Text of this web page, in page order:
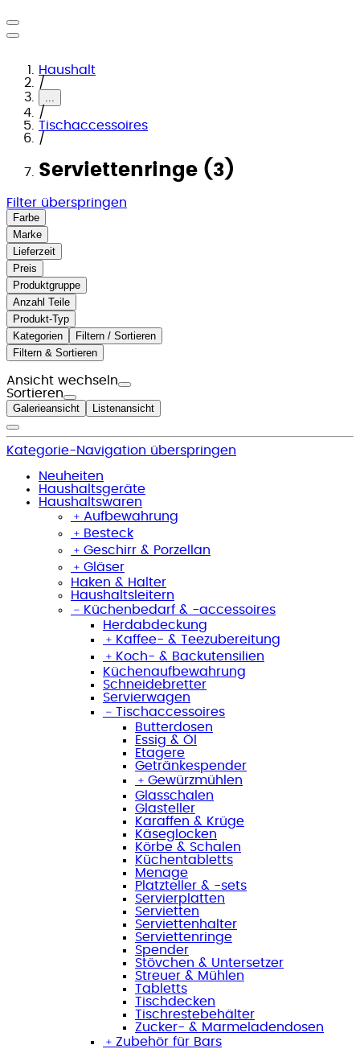
Haushalt
/
...
/
Tischaccessoires
/
Serviettenringe (3)
Filter überspringen
Farbe
Marke
Lieferzeit
Preis
Produktgruppe
Anzahl Teile
Produkt-Typ
Kategorien
Filtern / Sortieren
Filtern & Sortieren
Ansicht wechseln
Sortieren
Galerieansicht Listenansicht
Kategorie-Navigation überspringen
Neuheiten
Haushaltsgeräte
Haushaltswaren
﹢ Aufbewahrung
﹢ Besteck
﹢ Geschirr & Porzellan
﹢ Gläser
Haken & Halter
Haushaltsleitern
﹣ Küchenbedarf & -accessoires
Herdabdeckung
﹢ Kaffee- & Teezubereitung
﹢ Koch- & Backutensilien
Küchenaufbewahrung
Schneidebretter
Servierwagen
﹣ Tischaccessoires
Butterdosen
Essig & Öl
Etagere
Getränkespender
﹢ Gewürzmühlen
Glasschalen
Glasteller
Karaffen & Krüge
Käseglocken
Körbe & Schalen
Küchentabletts
Menage
Platzteller & -sets
Servierplatten
Servietten
Serviettenhalter
Serviettenringe
Spender
Stövchen & Untersetzer
Streuer & Mühlen
Tabletts
Tischdecken
Tischrestebehälter
Zucker- & Marmeladendosen
﹢ Zubehör für Bars